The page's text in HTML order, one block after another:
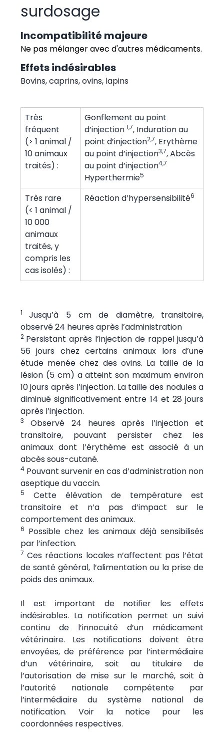
surdosage
Incompatibilité majeure
Ne pas mélanger avec d'autres médicaments.
Effets indésirables
Bovins, caprins, ovins, lapins
Très
fréquent
(> 1 animal /
10 animaux
traités) :
Gonflement au point
d’injection 1,7, Induration au
point d’injection2,7, Erythème
au point d’injection3,7, Abcès
au point d’injection4,7
Hyperthermie5
Très rare
(< 1 animal /
10 000
animaux
traités, y
compris les
cas isolés) :
Réaction d’hypersensibilité6
1 Jusqu’à 5 cm de diamètre, transitoire,
observé 24 heures après l’administration
2 Persistant après l’injection de rappel jusqu’à
56 jours chez certains animaux lors d’une
étude menée chez des ovins. La taille de la
lésion (5 cm) a atteint son maximum environ
10 jours après l’injection. La taille des nodules a
diminué significativement entre 14 et 28 jours
après l’injection.
3
Observé 24 heures après l’injection et
transitoire, pouvant persister chez les
animaux dont l’érythème est associé à un
abcès sous-cutané.
4Pouvant survenir en cas d’administration non
aseptique du vaccin.
5
Cette élévation de température est
transitoire et n’a pas d’impact sur le
comportement des animaux.
6 Possible chez les animaux déjà sensibilisés
par l’infection.
7 Ces réactions locales n’affectent pas l’état
de santé général, l’alimentation ou la prise de
poids des animaux.
Il est important de notifier les effets
indésirables. La notification permet un suivi
continu de l’innocuité d’un médicament
vétérinaire. Les notifications doivent être
envoyées, de préférence par l’intermédiaire
d’un vétérinaire, soit au titulaire de
l’autorisation de mise sur le marché, soit à
l’autorité nationale compétente par
l’intermédiaire du système national de
notification. Voir la notice pour les
coordonnées respectives.